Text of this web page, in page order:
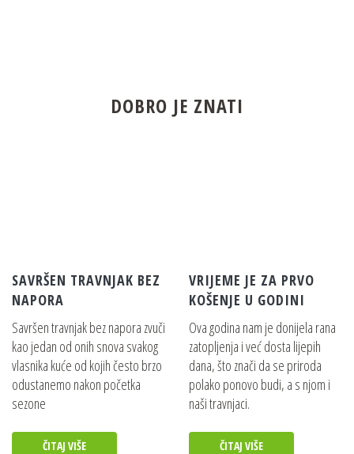
DOBRO JE ZNATI
SAVRŠEN TRAVNJAK BEZ
NAPORA
Savršen travnjak bez napora zvuči
kao jedan od onih snova svakog
vlasnika kuće od kojih često brzo
odustanemo nakon početka
sezone
ČITAJ VIŠE
VRIJEME JE ZA PRVO
KOŠENJE U GODINI
Ova godina nam je donijela rana
zatopljenja i već dosta lijepih
dana, što znači da se priroda
polako ponovo budi, a s njom i
naši travnjaci.
ČITAJ VIŠE